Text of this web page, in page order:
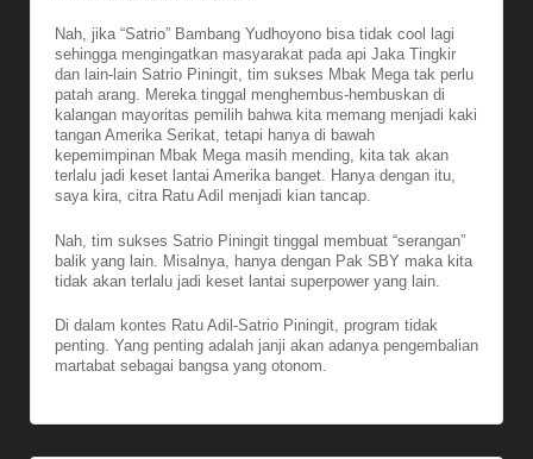
Nah, jika “Satrio” Bambang Yudhoyono bisa tidak cool lagi
sehingga mengingatkan masyarakat pada api Jaka Tingkir
dan lain-lain Satrio Piningit, tim sukses Mbak Mega tak perlu
patah arang. Mereka tinggal menghembus-hembuskan di
kalangan mayoritas pemilih bahwa kita memang menjadi kaki
tangan Amerika Serikat, tetapi hanya di bawah
kepemimpinan Mbak Mega masih mending, kita tak akan
terlalu jadi keset lantai Amerika banget. Hanya dengan itu,
saya kira, citra Ratu Adil menjadi kian tancap.
Nah, tim sukses Satrio Piningit tinggal membuat “serangan”
balik yang lain. Misalnya, hanya dengan Pak SBY maka kita
tidak akan terlalu jadi keset lantai superpower yang lain.
Di dalam kontes Ratu Adil-Satrio Piningit, program tidak
penting. Yang penting adalah janji akan adanya pengembalian
martabat sebagai bangsa yang otonom.